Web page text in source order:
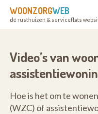
WOONZORGWEB
dé rusthuizen & serviceflats
Video’s van
Hoe is het om te
(WZC) of